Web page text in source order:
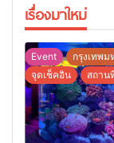
เรื่องมาใหม่
Event
กรุงเทพ
จุดเช็คอิน
สถาน